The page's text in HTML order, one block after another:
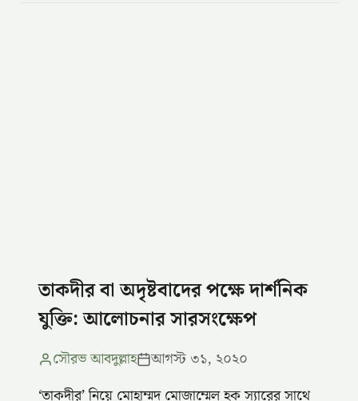
তাকদীর বা অদৃষ্টবাদের পক্ষে দার্শনিক
যুক্তি: আলোচনার সারসংক্ষেপ
সৌরভ আবদুল্লাহ
আগস্ট ৩১, ২০২০
‌‘তাকদীর’ নিয়ে মোহাম্মদ মোজাম্মেল হক স্যারের সাথে